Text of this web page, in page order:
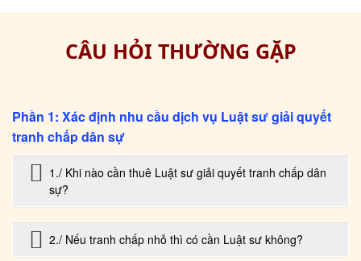
CÂU HỎI THƯỜNG GẶP
Phần 1: Xác định nhu cầu dịch vụ Luật sư giải quyết
tranh chấp dân sự
1./ Khi nào cần thuê Luật sư giải quyết tranh chấp dân
sự?
2./ Nếu tranh chấp nhỏ thì có cần Luật sư không?